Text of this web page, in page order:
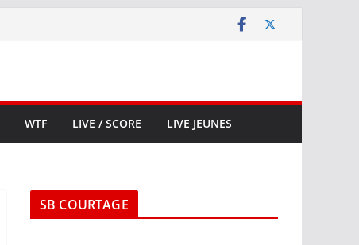
WTF LIVE / SCORE LIVE JEUNES
SB COURTAGE